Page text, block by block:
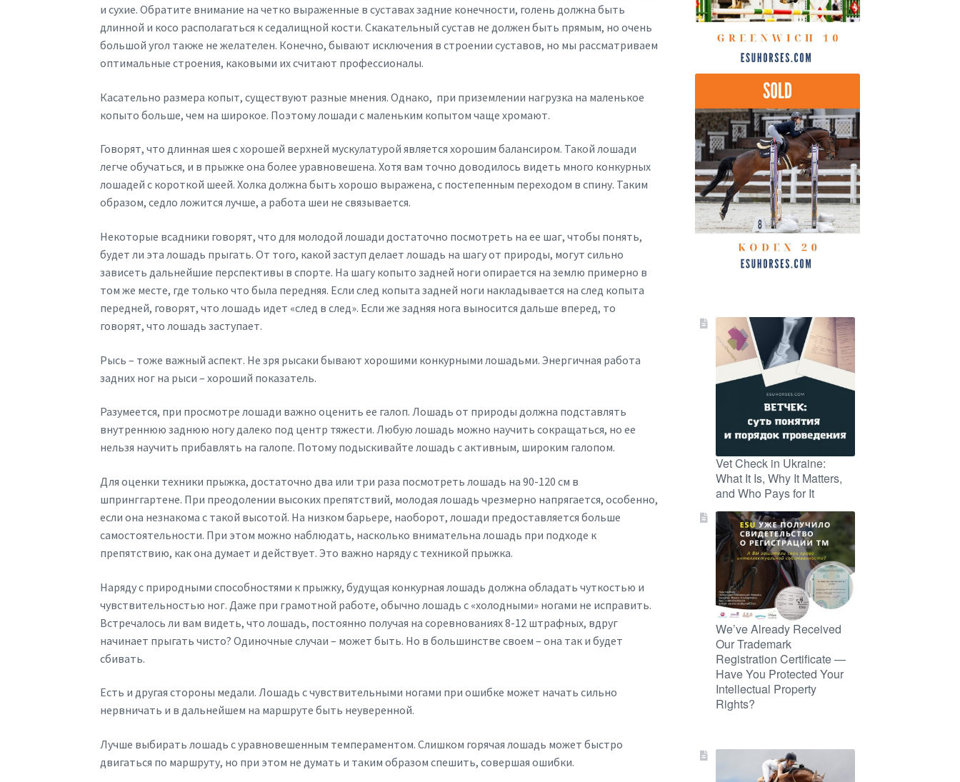
и сухие. Обратите внимание на четко выраженные в суставах задние конечности, голень должна быть
длинной и косо располагаться к седалищной кости. Скакательный сустав не должен быть прямым, но очень
большой угол также не желателен. Конечно, бывают исключения в строении суставов, но мы рассматриваем
оптимальные строения, каковыми их считают профессионалы.
Касательно размера копыт, существуют разные мнения. Однако, при приземлении нагрузка на маленькое
копыто больше, чем на широкое. Поэтому лошади с маленьким копытом чаще хромают.
Говорят, что длинная шея с хорошей верхней мускулатурой является хорошим балансиром. Такой лошади
легче обучаться, и в прыжке она более уравновешена. Хотя вам точно доводилось видеть много конкурных
лошадей с короткой шеей. Холка должна быть хорошо выражена, с постепенным переходом в спину. Таким
образом, седло ложится лучше, а работа шеи не связывается.
Некоторые всадники говорят, что для молодой лошади достаточно посмотреть на ее шаг, чтобы понять,
будет ли эта лошадь прыгать. От того, какой заступ делает лошадь на шагу от природы, могут сильно
зависеть дальнейшие перспективы в спорте. На шагу копыто задней ноги опирается на землю примерно в
том же месте, где только что была передняя. Если след копыта задней ноги накладывается на след копыта
передней, говорят, что лошадь идет «след в след». Если же задняя нога выносится дальше вперед, то
говорят, что лошадь заступает.
Рысь – тоже важный аспект. Не зря рысаки бывают хорошими конкурными лошадьми. Энергичная работа
задних ног на рыси – хороший показатель.
Разумеется, при просмотре лошади важно оценить ее галоп. Лошадь от природы должна подставлять
внутреннюю заднюю ногу далеко под центр тяжести. Любую лошадь можно научить сокращаться, но ее
нельзя научить прибавлять на галопе. Потому подыскивайте лошадь с активным, широким галопом.
Для оценки техники прыжка, достаточно два или три раза посмотреть лошадь на 90-120 см в
шпринггартене. При преодолении высоких препятствий, молодая лошадь чрезмерно напрягается, особенно,
если она незнакома с такой высотой. На низком барьере, наоборот, лошади предоставляется больше
самостоятельности. При этом можно наблюдать, насколько внимательна лошадь при подходе к
препятствию, как она думает и действует. Это важно наряду с техникой прыжка.
Наряду с природными способностями к прыжку, будущая конкурная лошадь должна обладать чуткостью и
чувствительностью ног. Даже при грамотной работе, обычно лошадь с «холодными» ногами не исправить.
Встречалось ли вам видеть, что лошадь, постоянно получая на соревнованиях 8-12 штрафных, вдруг
начинает прыгать чисто? Одиночные случаи – может быть. Но в большинстве своем – она так и будет
сбивать.
Есть и другая стороны медали. Лошадь с чувствительными ногами при ошибке может начать сильно
нервничать и в дальнейшем на маршруте быть неуверенной.
Лучше выбирать лошадь с уравновешенным темпераментом. Слишком горячая лошадь может быстро
двигаться по маршруту, но при этом не думать и таким образом спешить, совершая ошибки.
Vet Check in Ukraine:
What It Is, Why It Matters,
and Who Pays for It
We’ve Already Received
Our Trademark
Registration Certificate —
Have You Protected Your
Intellectual Property
Rights?